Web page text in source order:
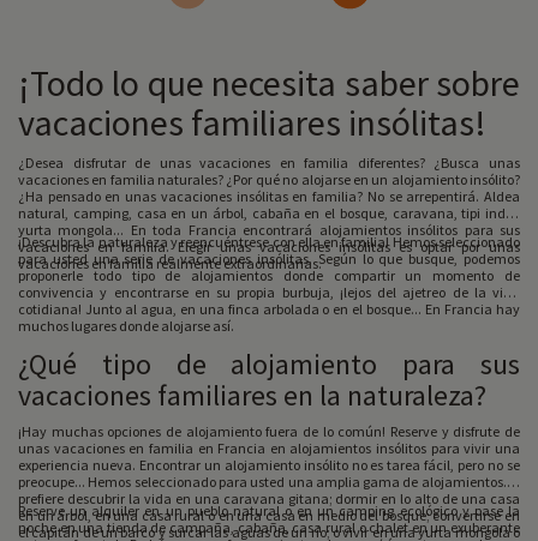
¡Todo lo que necesita saber sobre
vacaciones familiares insólitas!
¿Desea disfrutar de unas vacaciones en familia diferentes? ¿Busca unas
vacaciones en familia naturales? ¿Por qué no alojarse en un alojamiento insólito?
¿Ha pensado en unas vacaciones insólitas en familia? No se arrepentirá. Aldea
natural, camping, casa en un árbol, cabaña en el bosque, caravana, tipi indio,
yurta mongola... En toda Francia encontrará alojamientos insólitos para sus
vacaciones en familia. Elegir unas vacaciones insólitas es optar por unas
vacaciones en familia realmente extraordinarias.
¡Descubra la naturaleza y reencuéntrese con ella en familia! Hemos seleccionado
para usted una serie de vacaciones insólitas. Según lo que busque, podemos
proponerle todo tipo de alojamientos donde compartir un momento de
convivencia y encontrarse en su propia burbuja, ¡lejos del ajetreo de la vida
cotidiana! Junto al agua, en una finca arbolada o en el bosque... En Francia hay
muchos lugares donde alojarse así.
¿Qué tipo de alojamiento para sus
vacaciones familiares en la naturaleza?
¡Hay muchas opciones de alojamiento fuera de lo común! Reserve y disfrute de
unas vacaciones en familia en Francia en alojamientos insólitos para vivir una
experiencia nueva. Encontrar un alojamiento insólito no es tarea fácil, pero no se
preocupe... Hemos seleccionado para usted una amplia gama de alojamientos. Si
prefiere descubrir la vida en una caravana gitana; dormir en lo alto de una casa
en un árbol, en una casa rural o en una casa en medio del bosque; convertirse en
el capitán de un barco y surcar las aguas de un río; o vivir en una yurta mongola o
Reserve un alquiler en un pueblo natural o en un camping ecológico y pase la
noche en una tienda de campaña, cabaña, casa rural o chalet en un exuberante